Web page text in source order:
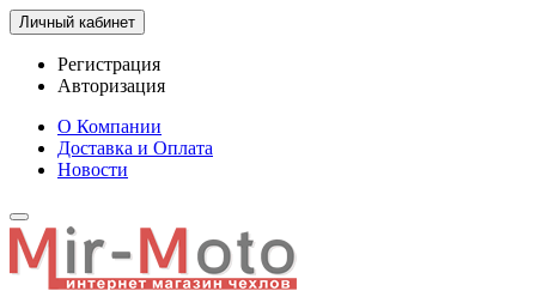
Личный кабинет
Регистрация
Авторизация
О Компании
Доставка и Оплата
Новости